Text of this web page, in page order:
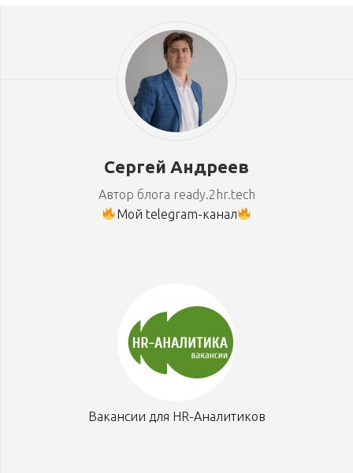
Сергей Андреев
Автор блога ready.2hr.tech
Мой telegram-канал
Вакансии для HR-Аналитиков